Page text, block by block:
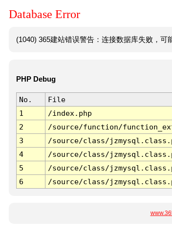
Database Error
(1040) 365建站错误警告：连接数据库失败，可
PHP Debug
No. File
1
/index.php
2
/source/function/
3
/source/class/
4
/source/class/
5
/source/class/
6
/source/class/